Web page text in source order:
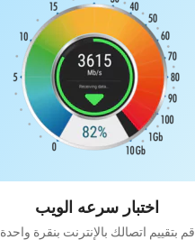
اختبار سرعه الويب
قم بتقييم اتصالك بالإنترنت بنقرة واحدة